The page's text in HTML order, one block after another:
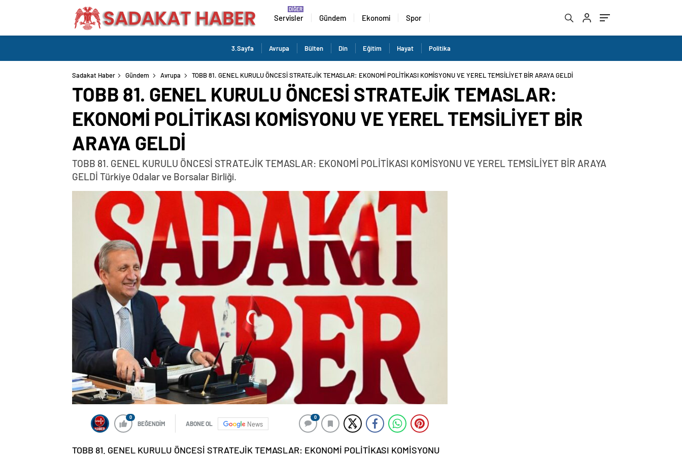
Servisler Gündem Ekonomi Spor
3.Sayfa Avrupa Bülten Din Eğitim Hayat Politika
Sadakat Haber Gündem Avrupa TOBB 81. GENEL KURULU ÖNCESİ STRATEJİK TEMASLAR: EKONOMİ POLİTİKASI KOMİSYONU VE YEREL TEMSİLİYET BİR ARAYA GELDİ
TOBB 81. GENEL KURULU ÖNCESİ STRATEJİK TEMASLAR:
EKONOMİ POLİTİKASI KOMİSYONU VE YEREL TEMSİLİYET BİR
ARAYA GELDİ
TOBB 81. GENEL KURULU ÖNCESİ STRATEJİK TEMASLAR: EKONOMİ POLİTİKASI KOMİSYONU VE YEREL TEMSİLİYET BİR ARAYA
GELDİ Türkiye Odalar ve Borsalar Birliği.
0
BEĞENDİM ABONE OL News
0
TOBB 81. GENEL KURULU ÖNCESİ STRATEJİK TEMASLAR: EKONOMİ POLİTİKASI KOMİSYONU